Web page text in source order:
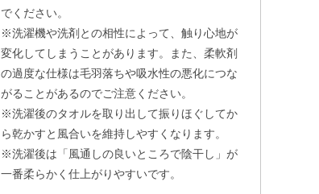
でください。
※洗濯機や洗剤との相性によって、触り心地が
変化してしまうことがあります。また、柔軟剤
の過度な仕様は毛羽落ちや吸水性の悪化につな
がることがあるのでご注意ください。
※洗濯後のタオルを取り出して振りほぐしてか
ら乾かすと風合いを維持しやすくなります。
※洗濯後は「風通しの良いところで陰干し」が
一番柔らかく仕上がりやすいです。